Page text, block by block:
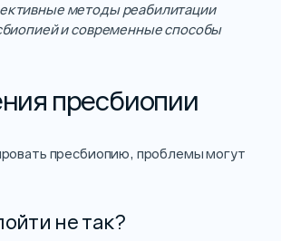
методы реабилитации
и современные способы
пресбиопии
пресбиопию, проблемы могут
не так?